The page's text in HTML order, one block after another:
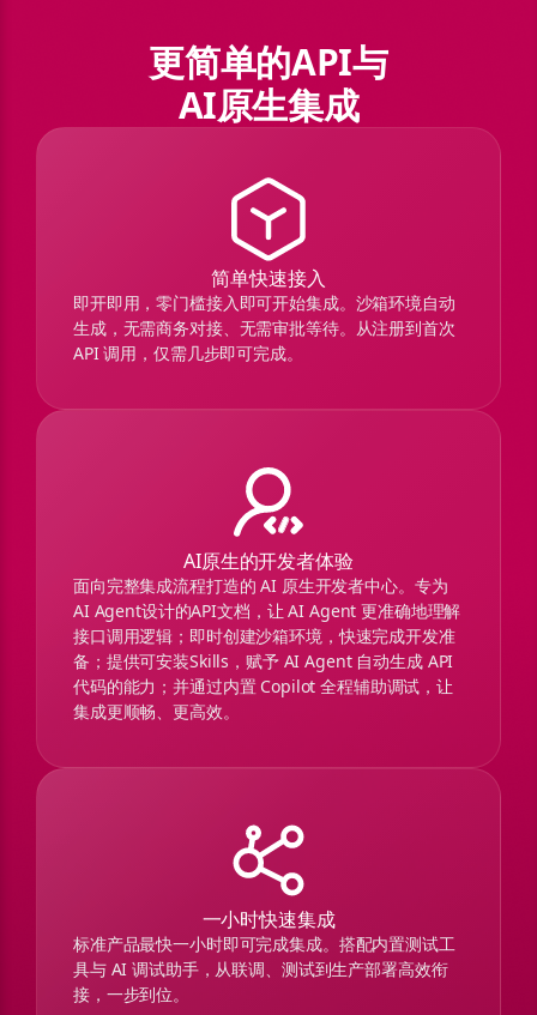
更简单的API与
AI原生集成
简单快速接入
即开即用，零门槛接入即可开始集成。沙箱环境自动
生成，无需商务对接、无需审批等待。从注册到首次
API 调用，仅需几步即可完成。
AI原生的开发者体验
面向完整集成流程打造的 AI 原生开发者中心。专为
AI Agent设计的API文档，让 AI Agent 更准确地理解
接口调用逻辑；即时创建沙箱环境，快速完成开发准
备；提供可安装Skills，赋予 AI Agent 自动生成 API
代码的能力；并通过内置 Copilot 全程辅助调试，让
集成更顺畅、更高效。
一小时快速集成
标准产品最快一小时即可完成集成。搭配内置测试工
具与 AI 调试助手，从联调、测试到生产部署高效衔
接，一步到位。